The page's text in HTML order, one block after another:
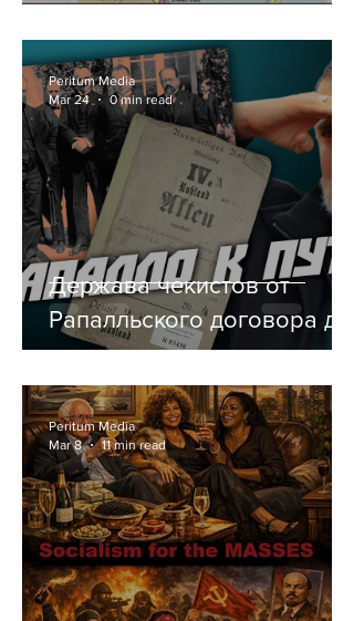
Держава чекистов от
Рапалльского договора до
Путина. Глорификация
оккупантов.
Peritum Media
Mar 24
0 min read
Peritum Media
Mar 8
11 min read